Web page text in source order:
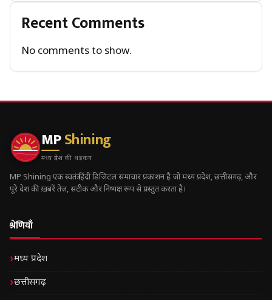
Recent Comments
No comments to show.
MPShining
मध्य प्रदेश की धड़कन
MP Shining एक स्वतंत्र हिंदी डिजिटल समाचार प्रकाशन है जो मध्य प्रदेश, छत्तीसगढ़, और
पूरे देश की ख़बरें तेज़, सटीक और निष्पक्ष रूप से प्रस्तुत करता है।
श्रेणियाँ
मध्य प्रदेश
छत्तीसगढ़